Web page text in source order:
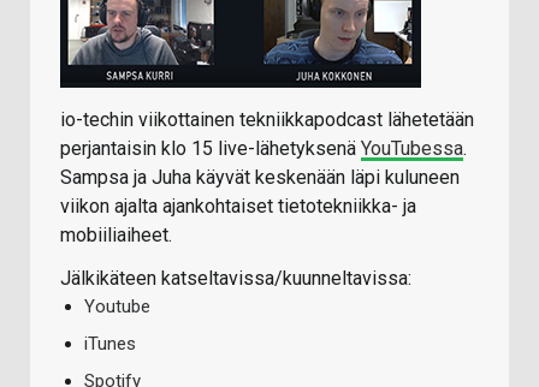
io-techin viikottainen tekniikkapodcast lähetetään
perjantaisin klo 15 live-lähetyksenä YouTubessa.
Sampsa ja Juha käyvät keskenään läpi kuluneen
viikon ajalta ajankohtaiset tietotekniikka- ja
mobiiliaiheet.
Jälkikäteen katseltavissa/kuunneltavissa:
Youtube
iTunes
Spotify